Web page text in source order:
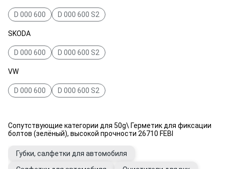
D 000 600 D 000 600 S2
SKODA
D 000 600 D 000 600 S2
VW
D 000 600 D 000 600 S2
Сопутствующие категории для 50g\ Герметик для фиксации
болтов (зелёный), высокой прочности 26710 FEBI
Губки, салфетки для автомобиля